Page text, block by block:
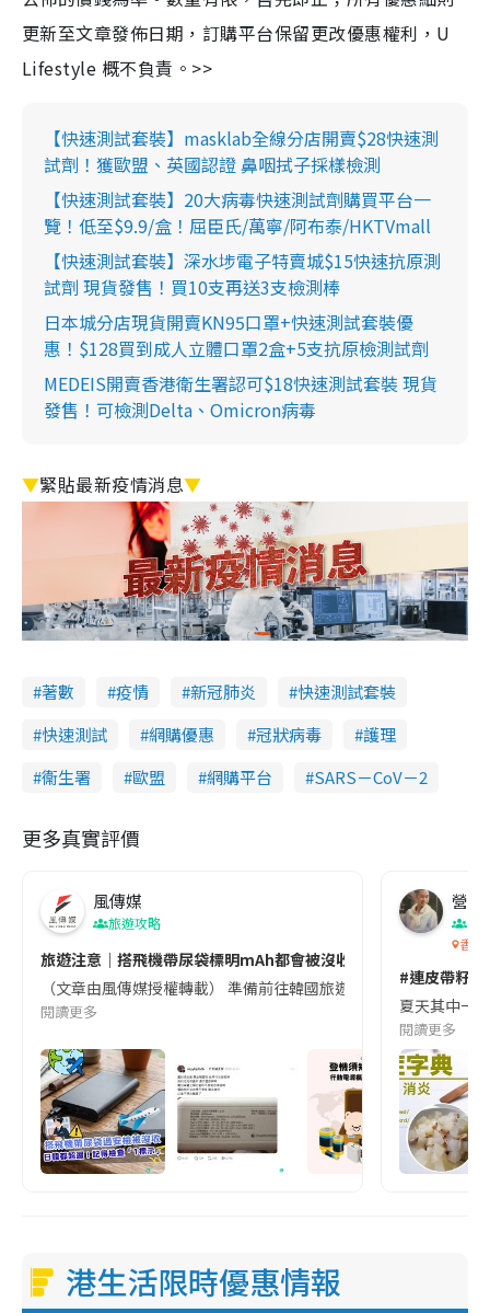
更新至文章發佈日期，訂購平台保留更改優惠權利，U
Lifestyle 概不負責。>>
【快速測試套裝】masklab全線分店開賣$28快速測
試劑！獲歐盟、英國認證 鼻咽拭子採樣檢測
【快速測試套裝】20大病毒快速測試劑購買平台一
覽！低至$9.9/盒！屈臣氏/萬寧/阿布泰/HKTVmall
【快速測試套裝】深水埗電子特賣城$15快速抗原測
試劑 現貨發售！買10支再送3支檢測棒
日本城分店現貨開賣KN95口罩+快速測試套裝優
惠！$128買到成人立體口罩2盒+5支抗原檢測試劑
MEDEIS開賣香港衛生署認可$18快速測試套裝 現貨
發售！可檢測Delta、Omicron病毒
▼緊貼最新疫情消息▼
著數 疫情 新冠肺炎
快速測試套裝
快速測試
網購優惠 冠狀病毒
護理
衞生署
歐盟 網購平台 SARS－CoV－2
更多真實評價
風傳媒
旅遊攻略
旅遊注意｜搭飛機帶尿袋標明mAh都會被沒收😱出發前切記檢查
（文章由風傳媒授權轉載） 準備前往韓國旅遊的民眾，近期要
閱讀更多
營養
香港
#連皮帶籽
夏天其中一
閱讀更多
港生活限時優惠情報